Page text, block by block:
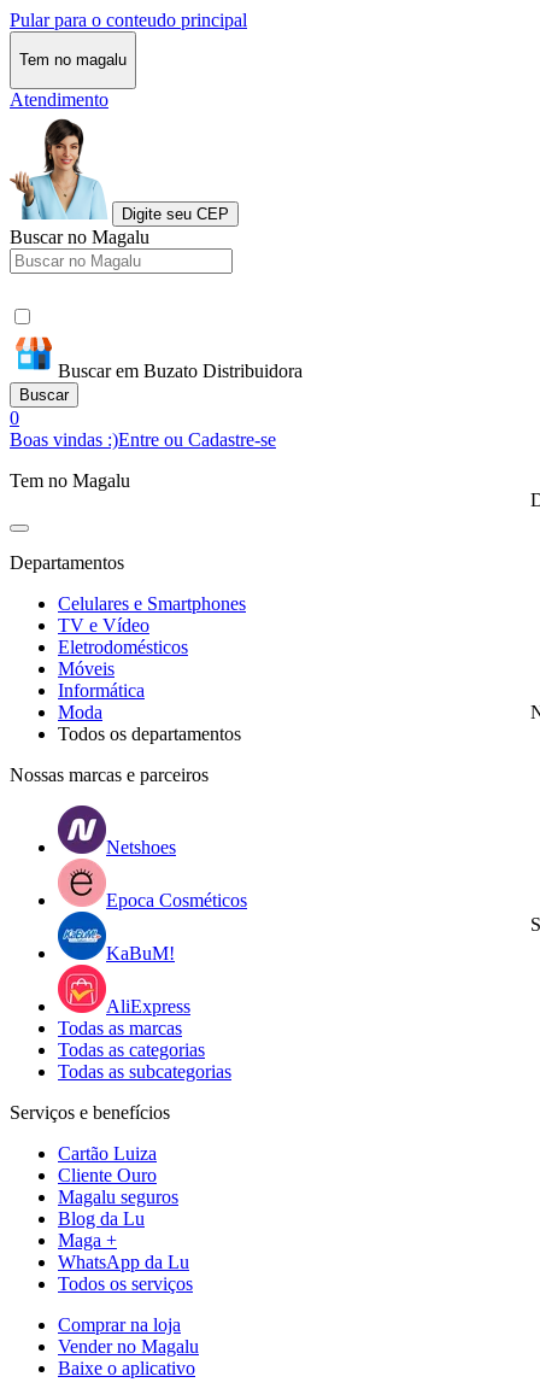
Pular para o conteudo principal
Tem no magalu
Atendimento
Digite seu CEP
Buscar no Magalu
Buscar em Buzato Distribuidora
Buscar
0
Boas vindas :)Entre ou Cadastre-se
Tem no Magalu
Departamentos
Celulares e Smartphones
TV e Vídeo
Eletrodomésticos
Móveis
Informática
Moda
Todos os departamentos
Nossas marcas e parceiros
Netshoes
Epoca Cosméticos
KaBuM!
AliExpress
Todas as marcas
Todas as categorias
Todas as subcategorias
Serviços e benefícios
Cartão Luiza
Cliente Ouro
Magalu seguros
Blog da Lu
Maga +
WhatsApp da Lu
Todos os serviços
Comprar na loja
Vender no Magalu
Baixe o aplicativo